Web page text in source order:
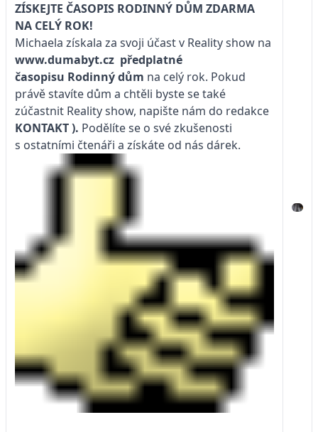
ZÍSKEJTE ČASOPIS RODINNÝ DŮM ZDARMA
NA CELÝ ROK!
Michaela získala za svoji účast v Reality show na
www.dumabyt.cz předplatné
časopisu Rodinný dům na celý rok. Pokud
právě stavíte dům a chtěli byste se také
zúčastnit Reality show, napište nám do redakce
KONTAKT). Podělíte se o své zkušenosti
s ostatními čtenáři a získáte od nás dárek.